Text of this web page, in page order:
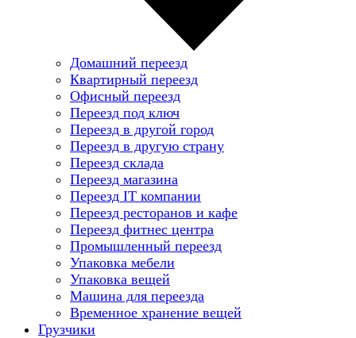
Домашний переезд
Квартирный переезд
Офисный переезд
Переезд под ключ
Переезд в другой город
Переезд в другую страну
Переезд склада
Переезд магазина
Переезд IT компании
Переезд ресторанов и кафе
Переезд фитнес центра
Промышленный переезд
Упаковка мебели
Упаковка вещей
Машина для переезда
Временное хранение вещей
Грузчики